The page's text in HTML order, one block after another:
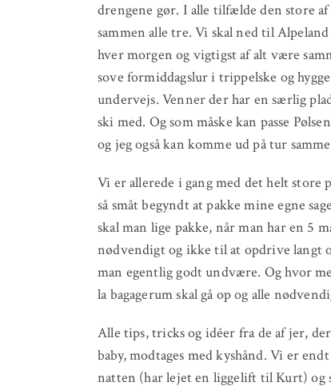
drengene gør. I alle tilfælde den store
sammen alle tre. Vi skal ned til
hver morgen og vigtigst af alt være
sove formiddagslur i trippelske og
undervejs. Venner der har en særlig
ski med. Og som måske kan passe
og jeg også kan komme ud på tur
Vi er allerede i gang med det helt store
så småt begyndt at pakke mine egne
skal man lige pakke, når man har en 5
nødvendigt og ikke til at opdrive langt
man egentlig godt undvære. Og hvor
la bagagerum skal gå op og alle
Alle tips, tricks og idéer fra de af jer,
baby, modtages med kyshånd. Vi er
natten (har lejet en liggelift til Kurt) og